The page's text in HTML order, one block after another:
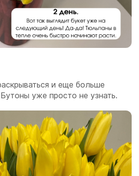
и еще больше
уже просто не узнать.